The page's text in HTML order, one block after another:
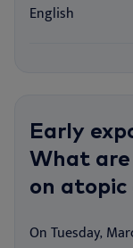
English
Early
What
on
On Tuesday,